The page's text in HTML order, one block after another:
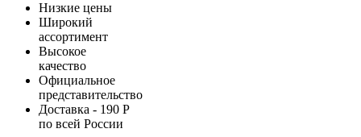
Низкие цены
Широкий
ассортимент
Высокое
качество
Официальное
представительство
Доставка - 190 Р
по всей России